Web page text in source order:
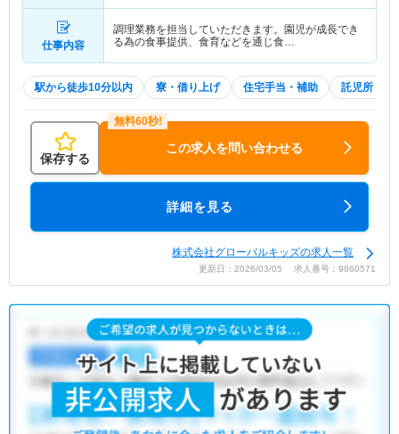
仕事内容
調理業務を担当していただきます。園児が成長でき
る為の食事提供、食育などを通じ食…
駅から徒歩10分以内 寮・借り上げ 住宅手当・補助 託児所・育
保存する
この求人を問い合わせる
詳細を見る
株式会社グローバルキッズの求人一覧
更新日：2026/03/05 求人番号：9860571